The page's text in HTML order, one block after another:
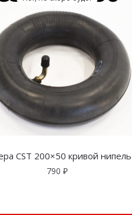
CST 200×50 кривой нипель
790 ₽